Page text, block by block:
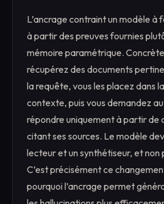
L’ancrage contraint un modèle à
à partir des preuves fournies
mémoire paramétrique.
récupérez des documents
la requête, vous les placez dans
contexte, puis vous demandez
répondre uniquement à partir de
citant ses sources. Le modèle
lecteur et un synthétiseur, et non
C’est précisément ce
pourquoi l’ancrage permet